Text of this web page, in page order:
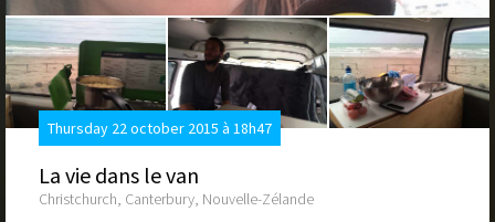
Thursday 22 october 2015 à 18h47
La vie dans le van
Christchurch, Canterbury, Nouvelle-Zélande